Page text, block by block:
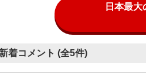
日本最
新着コメント (全5件)